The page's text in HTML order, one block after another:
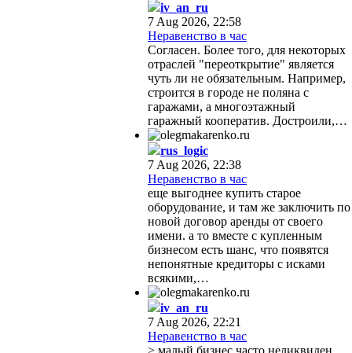
iv_an_ru
7 Aug 2026, 22:58
Неравенство в час
Согласен. Более того, для некоторых
отраслей "переоткрытие" является
чуть ли не обязательным. Например,
строится в городе не поляна с
гаражами, а многоэтажный
гаражный кооператив. Достроили,…
rus_logic
7 Aug 2026, 22:38
Неравенство в час
еще выгоднее купить старое
оборудование, и там же заключить по
новой договор аренды от своего
имени. а то вместе с купленным
бизнесом есть шанс, что появятся
непонятные кредиторы с исками
всякими,…
iv_an_ru
7 Aug 2026, 22:21
Неравенство в час
> малый бизнес часто неликвиден,